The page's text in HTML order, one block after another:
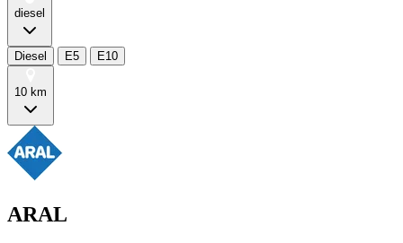
diesel
Diesel E5 E10
10 km
ARAL